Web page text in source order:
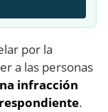
por la
a las personas
infracción
.